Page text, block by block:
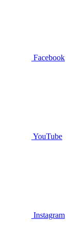
Facebook
YouTube
Instagram